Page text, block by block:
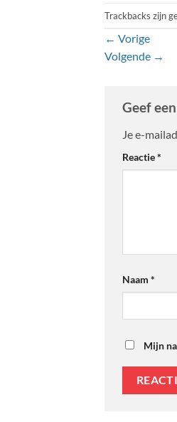
Trackbacks zijn
← Vorige
Volgende →
Geef
Je e-
Reactie*
Naam *
Mijn